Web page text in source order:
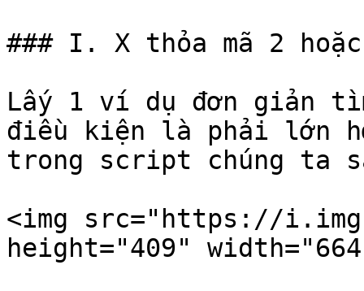
### I. X thỏa mã 2
Lấy 1 ví dụ đơn giản
điều kiện là phải lớn
trong script chúng ta
<img src="https://
height="409"